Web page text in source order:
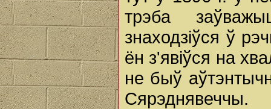
трэба
знаходзіўся ў
ён з'явіўся на
не быў
Сярэднявеччы.